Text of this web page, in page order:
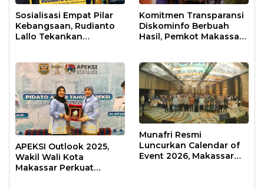
Sosialisasi Empat Pilar
Kebangsaan, Rudianto
Lallo Tekankan
Komitmen Transparansi
Diskominfo Berbuah
Hasil, Pemkot Makassar
APEKSI Outlook 2025,
Wakil Wali Kota
Makassar Perkuat
Munafri Resmi
Luncurkan Calendar of
Event 2026, Makassar